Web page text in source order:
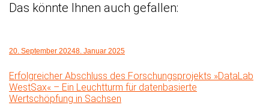
Das könnte Ihnen auch gefallen:
20. September 20248. Januar 2025
Erfolgreicher Abschluss des Forschungsprojekts »DataLab
WestSax« – Ein Leuchtturm für datenbasierte
Wertschöpfung in Sachsen